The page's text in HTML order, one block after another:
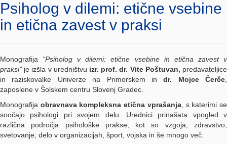
Psiholog v dilemi: etične vsebine
in etična zavest v praksi
Monografija "Psiholog v dilemi: etične vsebine in etična zavest v
praksi"je izšla v uredništvu izr. prof. dr. Vite Poštuvan, predavateljice
in raziskovalke Univerze na Primorskem in dr. Mojce Čerče
zaposlene v Šolskem centru Slovenj Gradec.
Monografija obravnava kompleksna etična vprašanja, s katerimi se
soočajo psihologi pri svojem delu. Urednici prinašata vpogled v
različna področja psihološke prakse, kot so vzgoja, zdravstvo,
svetovanje, delo v organizacijah, šport, vojska in še mnogo več.